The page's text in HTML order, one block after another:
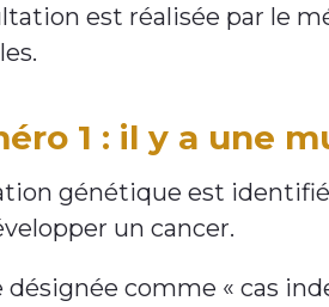
est réalisée par le
1 : il y a une
génétique est
un cancer.
désignée comme « cas